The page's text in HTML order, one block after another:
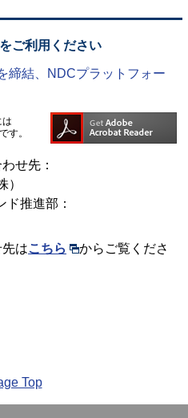
ご利用ください
締結、NDCプラットフォー
は
す。
せ先：
）
ド推進部：
はこちら
からご覧くださ
Top